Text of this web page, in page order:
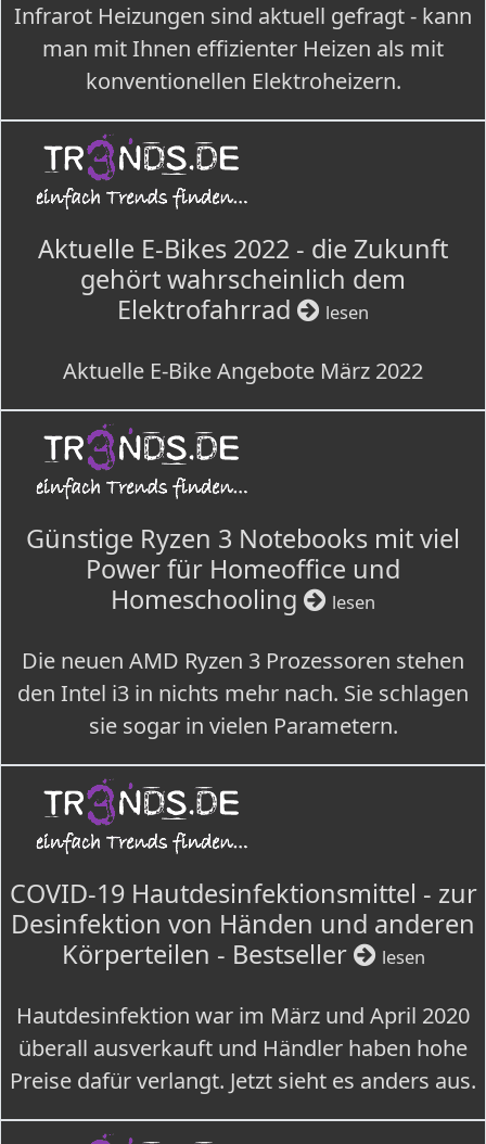
Infrarot Heizungen sind aktuell gefragt - kann
man mit Ihnen effizienter Heizen als mit
konventionellen Elektroheizern.
Aktuelle E-Bikes 2022 - die Zukunft
gehört wahrscheinlich dem
Elektrofahrrad
lesen
Aktuelle E-Bike Angebote März 2022
Günstige Ryzen 3 Notebooks mit viel
Power für Homeoffice und
Homeschooling
lesen
Die neuen AMD Ryzen 3 Prozessoren stehen
den Intel i3 in nichts mehr nach. Sie schlagen
sie sogar in vielen Parametern.
COVID-19 Hautdesinfektionsmittel - zur
Desinfektion von Händen und anderen
Körperteilen - Bestseller
lesen
Hautdesinfektion war im März und April 2020
überall ausverkauft und Händler haben hohe
Preise dafür verlangt. Jetzt sieht es anders aus.